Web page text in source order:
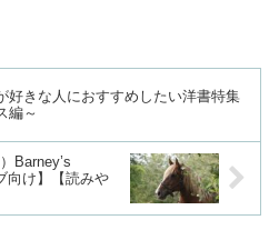
好きな人におすすめしたい洋書特集
編～
Barney’s
向け】【読みや